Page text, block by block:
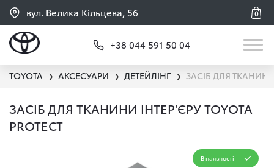
вул. Велика Кільцева, 56 0
+38 044 591 50 04
TOYOTA ❯ АКСЕСУАРИ ❯ ДЕТЕЙЛІНГ ❯ ЗАСІБ ДЛЯ ТКАНИНИ
ЗАСІБ ДЛЯ ТКАНИНИ ІНТЕР'ЄРУ TOYOTA
PROTECT
В наявності